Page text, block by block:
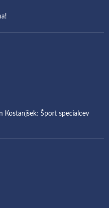
Kostanjšek: Šport specialcev